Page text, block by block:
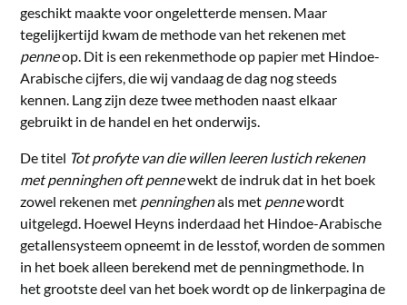
geschikt maakte voor ongeletterde mensen. Maar
tegelijkertijd kwam de methode van het rekenen met
penneop. Dit is een rekenmethode op papier met Hindoe-
Arabische cijfers, die wij vandaag de dag nog steeds
kennen. Lang zijn deze twee methoden naast elkaar
gebruikt in de handel en het onderwijs.
De titel Tot profyte van die willen leeren lustich rekenen
met penninghen oft pennewekt de indruk dat in het boek
zowel rekenen met penninghenals met pennewordt
uitgelegd. Hoewel Heyns inderdaad het Hindoe-Arabische
getallensysteem opneemt in de lesstof, worden de sommen
in het boek alleen berekend met de penningmethode. In
het grootste deel van het boek wordt op de linkerpagina de